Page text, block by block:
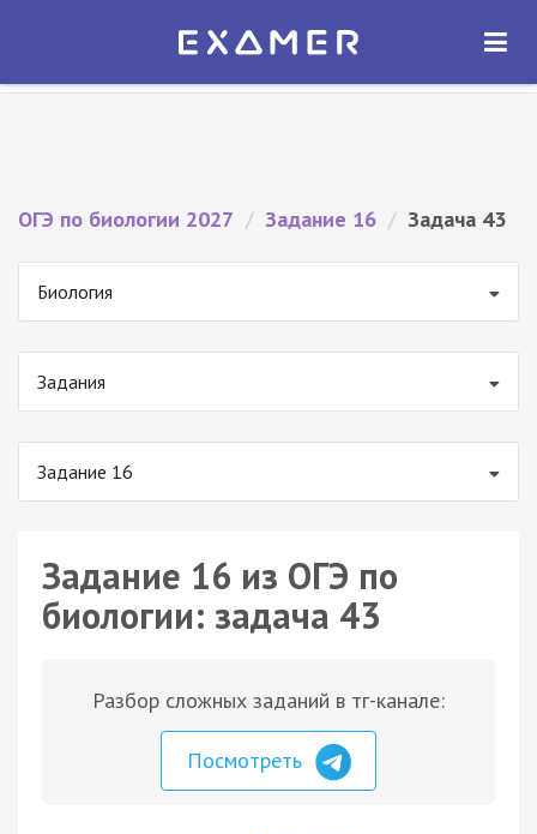
Экзамер — ЕГЭ 2027
ОТКРЫТЬ
ОГЭ по биологии 2027 / Задание 16 / Задача 43
Биология
Задания
Задание 16
Задание 16 из ОГЭ по
биологии: задача 43
Разбор сложных заданий в тг-канале:
Посмотреть